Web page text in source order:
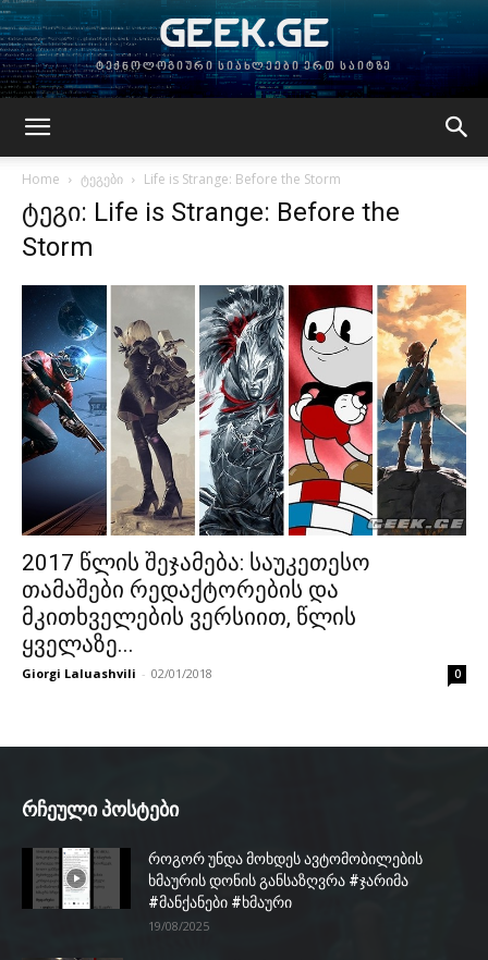
GEEK.GE
ტექნოლოგიური სიახლეები ერთ საიტზე
Home ტეგები Life is Strange: Before the Storm
ტეგი: Life is Strange: Before the
Storm
2017 წლის შეჯამება: საუკეთესო
თამაშები რედაქტორების და
მკითხველების ვერსიით, წლის
ყველაზე...
Giorgi Laluashvili - 02/01/2018 0
რჩეული პოსტები
როგორ უნდა მოხდეს ავტომობილების
ხმაურის დონის განსაზღვრა #ჯარიმა
#მანქანები #ხმაური
19/08/2025